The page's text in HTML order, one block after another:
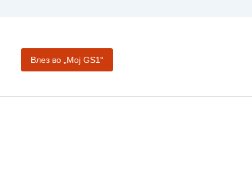
Влез во „Moj GS1“